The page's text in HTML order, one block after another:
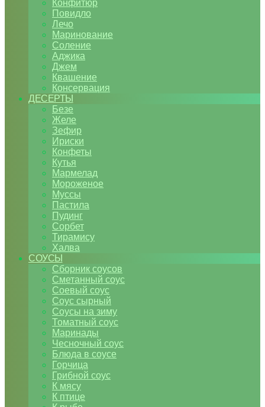
Конфитюр
Повидло
Лечо
Маринование
Соление
Аджика
Джем
Квашение
Консервация
ДЕСЕРТЫ
Безе
Желе
Зефир
Ириски
Конфеты
Кутья
Мармелад
Мороженое
Муссы
Пастила
Пудинг
Сорбет
Тирамису
Халва
СОУСЫ
Сборник соусов
Сметанный соус
Соевый соус
Соус сырный
Соусы на зиму
Томатный соус
Маринады
Чесночный соус
Блюда в соусе
Горчица
Грибной соус
К мясу
К птице